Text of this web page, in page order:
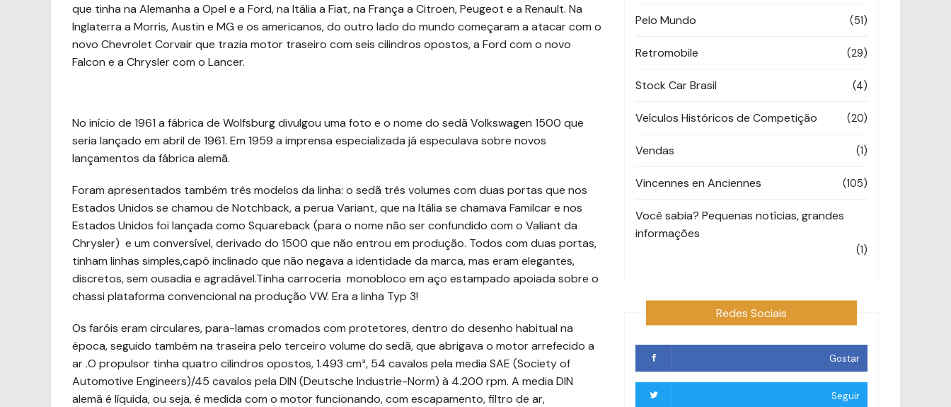
que tinha na Alemanha a Opel e a Ford, na Itália a Fiat, na França a Citroën, Peugeot e a Renault. Na
Inglaterra a Morris, Austin e MG e os americanos, do outro lado do mundo começaram a atacar com o
novo Chevrolet Corvair que trazia motor traseiro com seis cilindros opostos, a Ford com o novo
Falcon e a Chrysler com o Lancer.
No início de 1961 a fábrica de Wolfsburg divulgou uma foto e o nome do sedã Volkswagen 1500 que
seria lançado em abril de 1961. Em 1959 a imprensa especializada já especulava sobre novos
lançamentos da fábrica alemã.
Foram apresentados também três modelos da linha: o sedã três volumes com duas portas que nos
Estados Unidos se chamou de Notchback, a perua Variant, que na Itália se chamava Familcar e nos
Estados Unidos foi lançada como Squareback (para o nome não ser confundido com o Valiant da
Chrysler) e um conversível, derivado do 1500 que não entrou em produção. Todos com duas portas,
tinham linhas simples,capô inclinado que não negava a identidade da marca, mas eram elegantes,
discretos, sem ousadia e agradável.Tinha carroceria monobloco em aço estampado apoiada sobre o
chassi plataforma convencional na produção VW. Era a linha Typ 3!
Os faróis eram circulares, para-lamas cromados com protetores, dentro do desenho habitual na
época, seguido também na traseira pelo terceiro volume do sedã, que abrigava o motor arrefecido a
ar .O propulsor tinha quatro cilindros opostos, 1.493 cm³, 54 cavalos pela media SAE (Society of
Automotive Engineers)/45 cavalos pela DIN (Deutsche Industrie-Norm) à 4.200 rpm. A media DIN
alemã é líquida, ou seja, é medida com o motor funcionando, com escapamento, filtro de ar,
Pelo Mundo (51)
Retromobile (29)
Stock Car Brasil (4)
Veículos Históricos de Competição (20)
Vendas (1)
Vincennes en Anciennes (105)
Você sabia? Pequenas notícias, grandes
informações
(1)
Redes Sociais
Gostar
Seguir